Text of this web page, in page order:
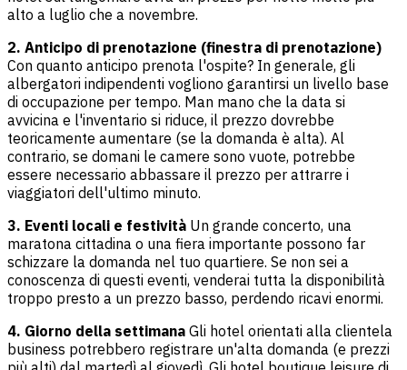
alto a luglio che a novembre.
2. Anticipo di prenotazione (finestra di prenotazione)
Con quanto anticipo prenota l'ospite? In generale, gli
albergatori indipendenti vogliono garantirsi un livello base
di occupazione per tempo. Man mano che la data si
avvicina e l'inventario si riduce, il prezzo dovrebbe
teoricamente aumentare (se la domanda è alta). Al
contrario, se domani le camere sono vuote, potrebbe
essere necessario abbassare il prezzo per attrarre i
viaggiatori dell'ultimo minuto.
3. Eventi locali e festività Un grande concerto, una
maratona cittadina o una fiera importante possono far
schizzare la domanda nel tuo quartiere. Se non sei a
conoscenza di questi eventi, venderai tutta la disponibilità
troppo presto a un prezzo basso, perdendo ricavi enormi.
4. Giorno della settimana Gli hotel orientati alla clientela
business potrebbero registrare un'alta domanda (e prezzi